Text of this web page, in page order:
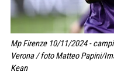
Mp Firenze 10/11/2024 -
Verona / foto Matteo Papini/
Kean